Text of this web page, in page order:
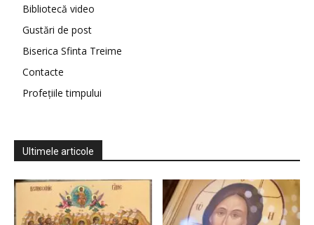
Bibliotecă video
Gustări de post
Biserica Sfinta Treime
Contacte
Profețiile timpului
Ultimele articole